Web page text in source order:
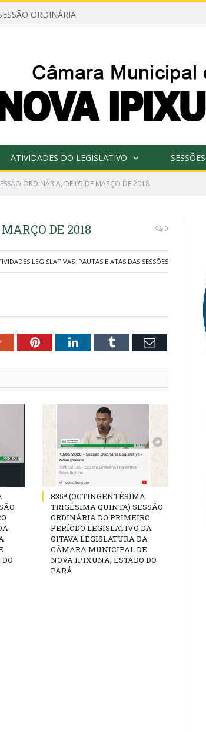
ORDINÁRIA
ATIVIDADES DO LEGISLATIVO SESSÕES
ORDINÁRIA, DE 05 DE MARÇO DE 2018
DE 2018 0
LEGISLATIVAS, PAUTAS E ATAS DAS SESSÕES
Google+PinterestLinkedInTumblr Email
835ª (OCTINGENTÉSIMA
TRIGÉSIMA QUINTA) SESSÃO
ORDINÁRIA DO PRIMEIRO
PERÍODO LEGISLATIVO DA
OITAVA LEGISLATURA DA
CÂMARA MUNICIPAL DE
NOVA IPIXUNA, ESTADO DO
PARÁ